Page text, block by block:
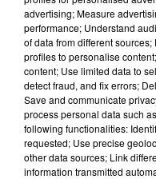
advertising; Measure
performance; Understand
of data from different
profiles to personalise
content; Use limited data to
detect fraud, and fix errors;
Save and communicate
process personal data such
following functionalities:
requested; Use precise
other data sources; Link
information transmitted